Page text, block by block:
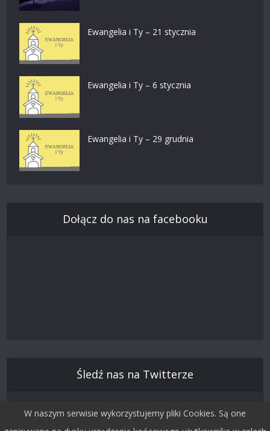
Ewangelia i Ty – 21 stycznia
Ewangelia i Ty – 6 stycznia
Ewangelia i Ty – 29 grudnia
Dołącz do nas na facebooku
Śledź nas na Twitterze
W naszym serwisie wykorzystujemy pliki Cookies. Są one